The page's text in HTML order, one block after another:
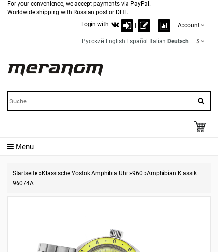
For your convenience, we accept payments via PayPal.
Worldwide shipping with Russian post or DHL.
Login with:
Account
Русский English Español Italian Deutsch $
Menu
Startseite » Klassische Vostok Amphibia Uhr »960 »Amphibian Klassik
96074A